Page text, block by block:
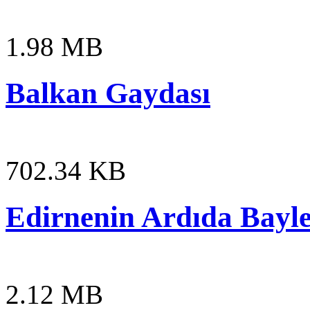
1.98 MB
Balkan Gaydası
702.34 KB
Edirnenin Ardıda
2.12 MB